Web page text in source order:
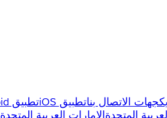
جهات الاتصال بناتطبيق iOS
تطبيق Android
المتحدةالإمارات العربية المتحدة